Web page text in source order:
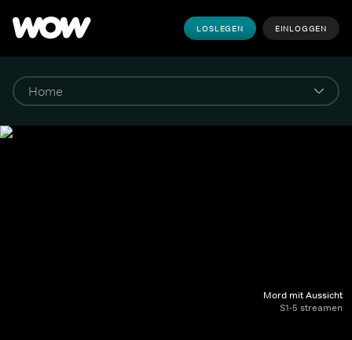
LOSLEGEN EINLOGGEN
Mord mit Aussicht
S1-5 streamen